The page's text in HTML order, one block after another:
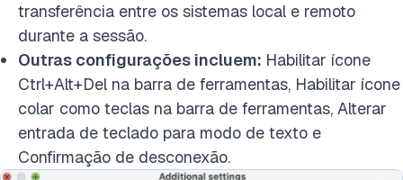
transferência entre os sistemas local e remoto
durante a sessão.
Outras configurações incluem: Habilitar ícone
Ctrl+Alt+Del na barra de ferramentas, Habilitar ícone
colar como teclas na barra de ferramentas, Alterar
entrada de teclado para modo de texto e
Confirmação de desconexão.